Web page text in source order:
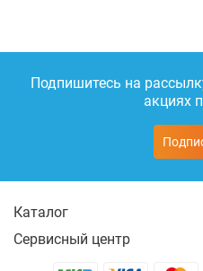
Подпишитесь на
акциях
Каталог
Сервисный центр